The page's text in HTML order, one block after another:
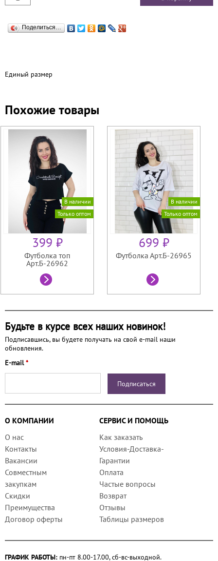
Поделиться…
Единый размер
Похожие товары
В наличии
Только оптом
399 ₽
Футболка топ
Арт.Б-26962
В наличии
Только оптом
699 ₽
Футболка Арт.Б-26965
Будьте в курсе всех наших новинок!
Подписавшись, вы будете получать на свой e-mail наши
обновления.
E-mail*
О КОМПАНИИ
СЕРВИС И ПОМОЩЬ
О нас
Контакты
Вакансии
Совместным
закупкам
Скидки
Преимущества
Договор оферты
Как заказать
Условия-Доставка-
Гарантии
Оплата
Частые вопросы
Возврат
Отзывы
Таблицы размеров
ГРАФИК РАБОТЫ: пн-пт 8.00-17.00, сб-вс-выходной.